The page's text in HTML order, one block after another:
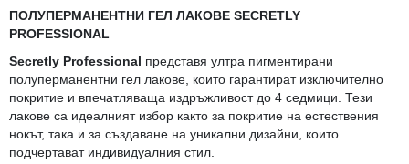
ПОЛУПЕРМАНЕНТНИ ГЕЛ ЛАКОВЕ SECRETLY
PROFESSIONAL
Secretly Professional представя ултра пигментирани
полуперманентни гел лакове, които гарантират изключително
покритие и впечатляваща издръжливост до 4 седмици. Тези
лакове са идеалният избор както за покритие на естествения
нокът, така и за създаване на уникални дизайни, които
подчертават индивидуалния стил.